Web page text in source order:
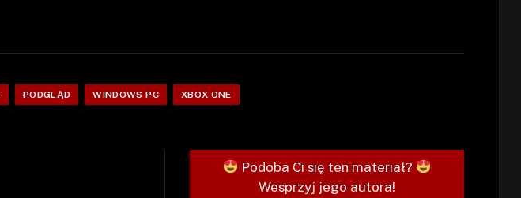
PODGLĄD WINDOWS PC XBOX ONE
Podoba Ci się ten materiał?
Wesprzyj jego autora!